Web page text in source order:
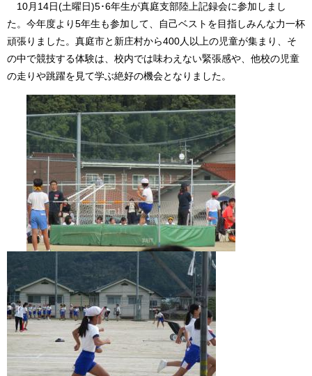
10月14日(土曜日)5･6年生が真庭支部陸上記録会に参加しまし
た。今年度より5年生も参加して、自己ベストを目指しみんな力一杯
頑張りました。真庭市と新庄村から400人以上の児童が集まり、そ
の中で競技する体験は、校内では味わえない緊張感や、他校の児童
の走りや跳躍を見て学ぶ絶好の機会となりました。